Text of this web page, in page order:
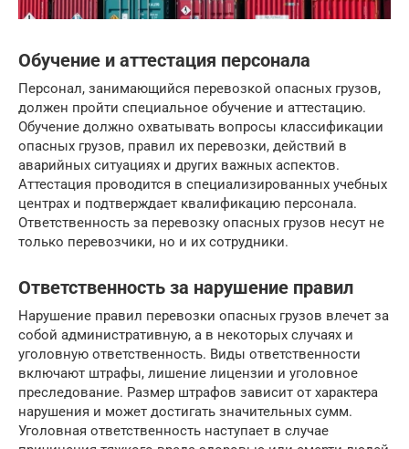
Обучение и аттестация персонала
Персонал, занимающийся перевозкой опасных грузов,
должен пройти специальное обучение и аттестацию.
Обучение должно охватывать вопросы классификации
опасных грузов, правил их перевозки, действий в
аварийных ситуациях и других важных аспектов.
Аттестация проводится в специализированных учебных
центрах и подтверждает квалификацию персонала.
Ответственность за перевозку опасных грузов несут не
только перевозчики, но и их сотрудники.
Ответственность за нарушение правил
Нарушение правил перевозки опасных грузов влечет за
собой административную, а в некоторых случаях и
уголовную ответственность. Виды ответственности
включают штрафы, лишение лицензии и уголовное
преследование. Размер штрафов зависит от характера
нарушения и может достигать значительных сумм.
Уголовная ответственность наступает в случае